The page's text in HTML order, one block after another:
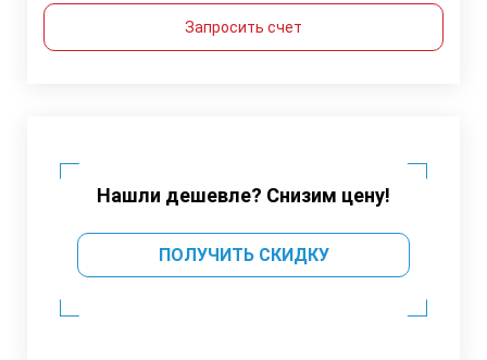
Запросить счет
Нашли дешевле? Снизим цену!
ПОЛУЧИТЬ СКИДКУ